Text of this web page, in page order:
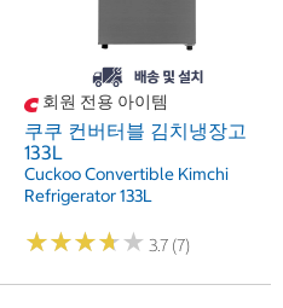
회원 전용 아이템
쿠쿠 컨버터블 김치냉장고
133L
Cuckoo Convertible Kimchi
Refrigerator 133L
★★★★★
★★★★★ 3.7 (7)